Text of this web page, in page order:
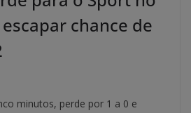
chance de
minutos, perde por 1 a 0 e